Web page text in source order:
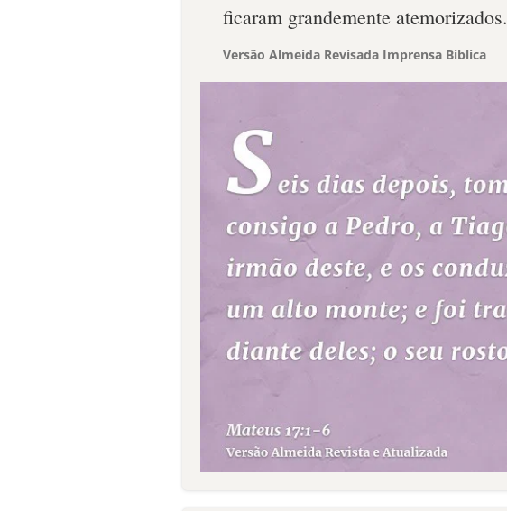
ficaram grandemente atemorizados.
Versão Almeida Revisada Imprensa Bíblica